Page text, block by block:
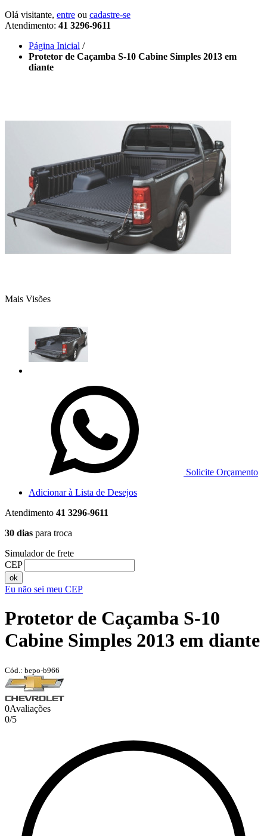
Olá visitante, entre ou cadastre-se
Atendimento: 41 3296-9611
Página Inicial /
Protetor de Caçamba S-10 Cabine Simples 2013 em
diante
Mais Visões
Solicite Orçamento
Adicionar à Lista de Desejos
Atendimento 41 3296-9611
30 dias para troca
Simulador de frete
CEP
ok
Eu não sei meu CEP
Protetor de Caçamba S-10
Cabine Simples 2013 em diante
Cód.: bepo-b966
0Avaliações
0/5